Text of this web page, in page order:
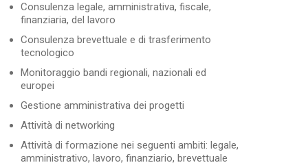
Consulenza legale, amministrativa, fiscale,
finanziaria, del lavoro
Consulenza brevettuale e di trasferimento
tecnologico
Monitoraggio bandi regionali, nazionali ed
europei
Gestione amministrativa dei progetti
Attività di networking
Attività di formazione nei seguenti ambiti: legale,
amministrativo, lavoro, finanziario, brevettuale